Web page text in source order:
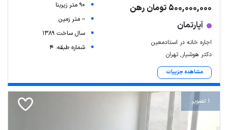
500,000,000 تومان رهن
آپارتمان
اجاره خانه در استادمعین
دکتر هوشیار, تهران
مشاهده جزییات
90 متر زیربنا
-- متر زمین
سال ساخت 1389
شماره طبقه: 4
1 تصویر